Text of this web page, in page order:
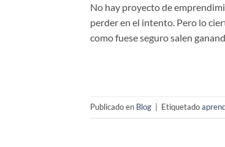
No hay proyecto de
perder en el intento. Pero lo
como fuese seguro salen
Publicado en Blog Etiquetado